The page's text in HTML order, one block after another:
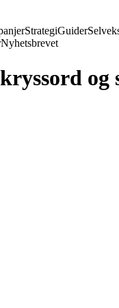
StrategiGuider
Nyhetsbrevet
og